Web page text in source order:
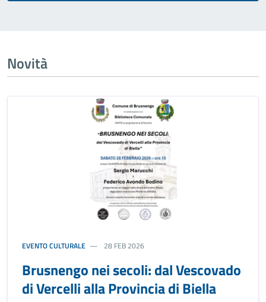
Novità
EVENTO CULTURALE 28 FEB 2026
Brusnengo nei secoli: dal Vescovado
di Vercelli alla Provincia di Biella